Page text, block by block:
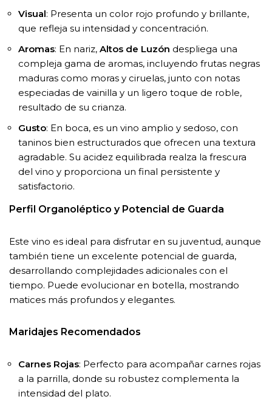
Visual: Presenta un color rojo profundo y brillante,
que refleja su intensidad y concentración.
Aromas: En nariz, Altos de Luzón despliega una
compleja gama de aromas, incluyendo frutas negras
maduras como moras y ciruelas, junto con notas
especiadas de vainilla y un ligero toque de roble,
resultado de su crianza.
Gusto: En boca, es un vino amplio y sedoso, con
taninos bien estructurados que ofrecen una textura
agradable. Su acidez equilibrada realza la frescura
del vino y proporciona un final persistente y
satisfactorio.
Perfil Organoléptico y Potencial de Guarda
Este vino es ideal para disfrutar en su juventud, aunque
también tiene un excelente potencial de guarda,
desarrollando complejidades adicionales con el
tiempo. Puede evolucionar en botella, mostrando
matices más profundos y elegantes.
Maridajes Recomendados
Carnes Rojas: Perfecto para acompañar carnes rojas
a la parrilla, donde su robustez complementa la
intensidad del plato.